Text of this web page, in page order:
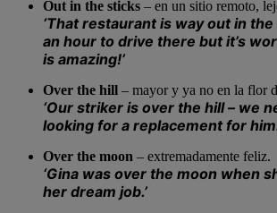
Out in the sticks – en un sitio remoto,
‘That restaurant is wayout in
an hour to drive there but it’s
is amazing!’
Over the hill – mayor y ya no en la flor
‘Our striker is over the hill – we
looking for a replacement for
Over the moon – extremadamente feliz.
‘Gina was over the moon when
her dream job.’